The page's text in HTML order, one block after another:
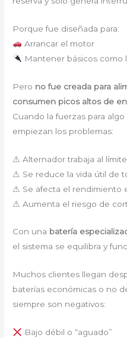
Porque fue diseñada para:
Arrancar el motor
Mantener básicos como
Pero no fue creada para
consumen picos altos de
Cuando la fuerzas para
empiezan los problemas:
⚠ Alternador trabaja al límite
⚠ Se reduce la vida útil de
⚠ Se afecta el rendimiento
⚠ Aumenta el riesgo de
Con una batería
el sistema se equilibra y
Muchos clientes llegan
baterías económicas o no
siempre son negativos:
Bajo débil o “aguado”